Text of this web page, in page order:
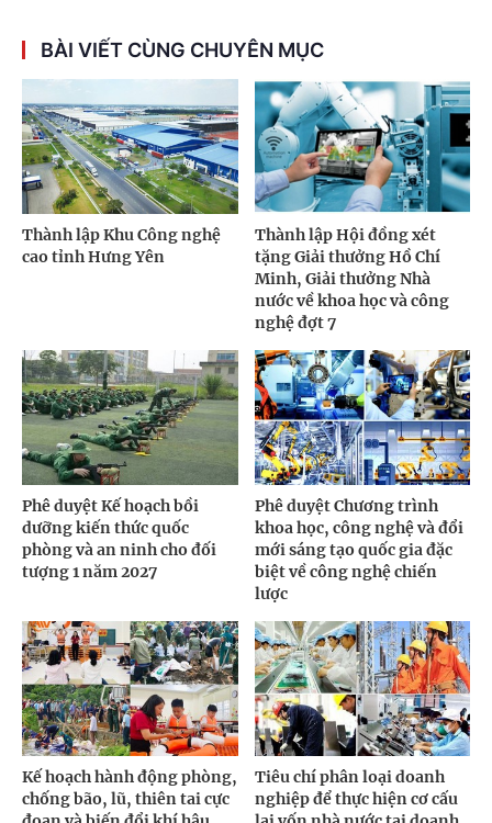
BÀI VIẾT CÙNG CHUYÊN MỤC
Thành lập Khu Công nghệ
cao tỉnh Hưng Yên
Thành lập Hội đồng xét
tặng Giải thưởng Hồ Chí
Minh, Giải thưởng Nhà
nước về khoa học và công
nghệ đợt 7
Phê duyệt Kế hoạch bồi
dưỡng kiến thức quốc
phòng và an ninh cho đối
tượng 1 năm 2027
Phê duyệt Chương trình
khoa học, công nghệ và đổi
mới sáng tạo quốc gia đặc
biệt về công nghệ chiến
lược
Kế hoạch hành động phòng,
chống bão, lũ, thiên tai cực
Tiêu chí phân loại doanh
nghiệp để thực hiện cơ cấu